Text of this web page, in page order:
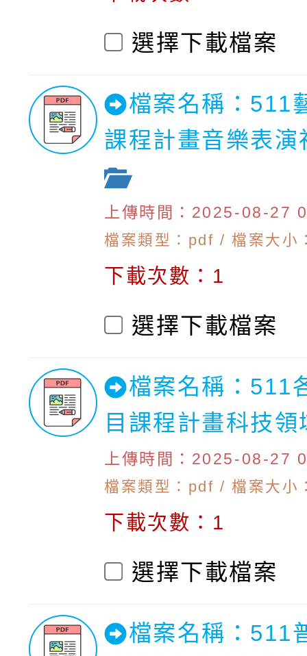
選擇下載檔案
檔案名稱：511
課程計畫音樂表
上傳時間：2025-08-27
檔案類型：pdf / 檔案大小
下載次數：1
選擇下載檔案
檔案名稱：511
目課程計畫科技
上傳時間：2025-08-27
檔案類型：pdf / 檔案大小
下載次數：1
選擇下載檔案
檔案名稱：511